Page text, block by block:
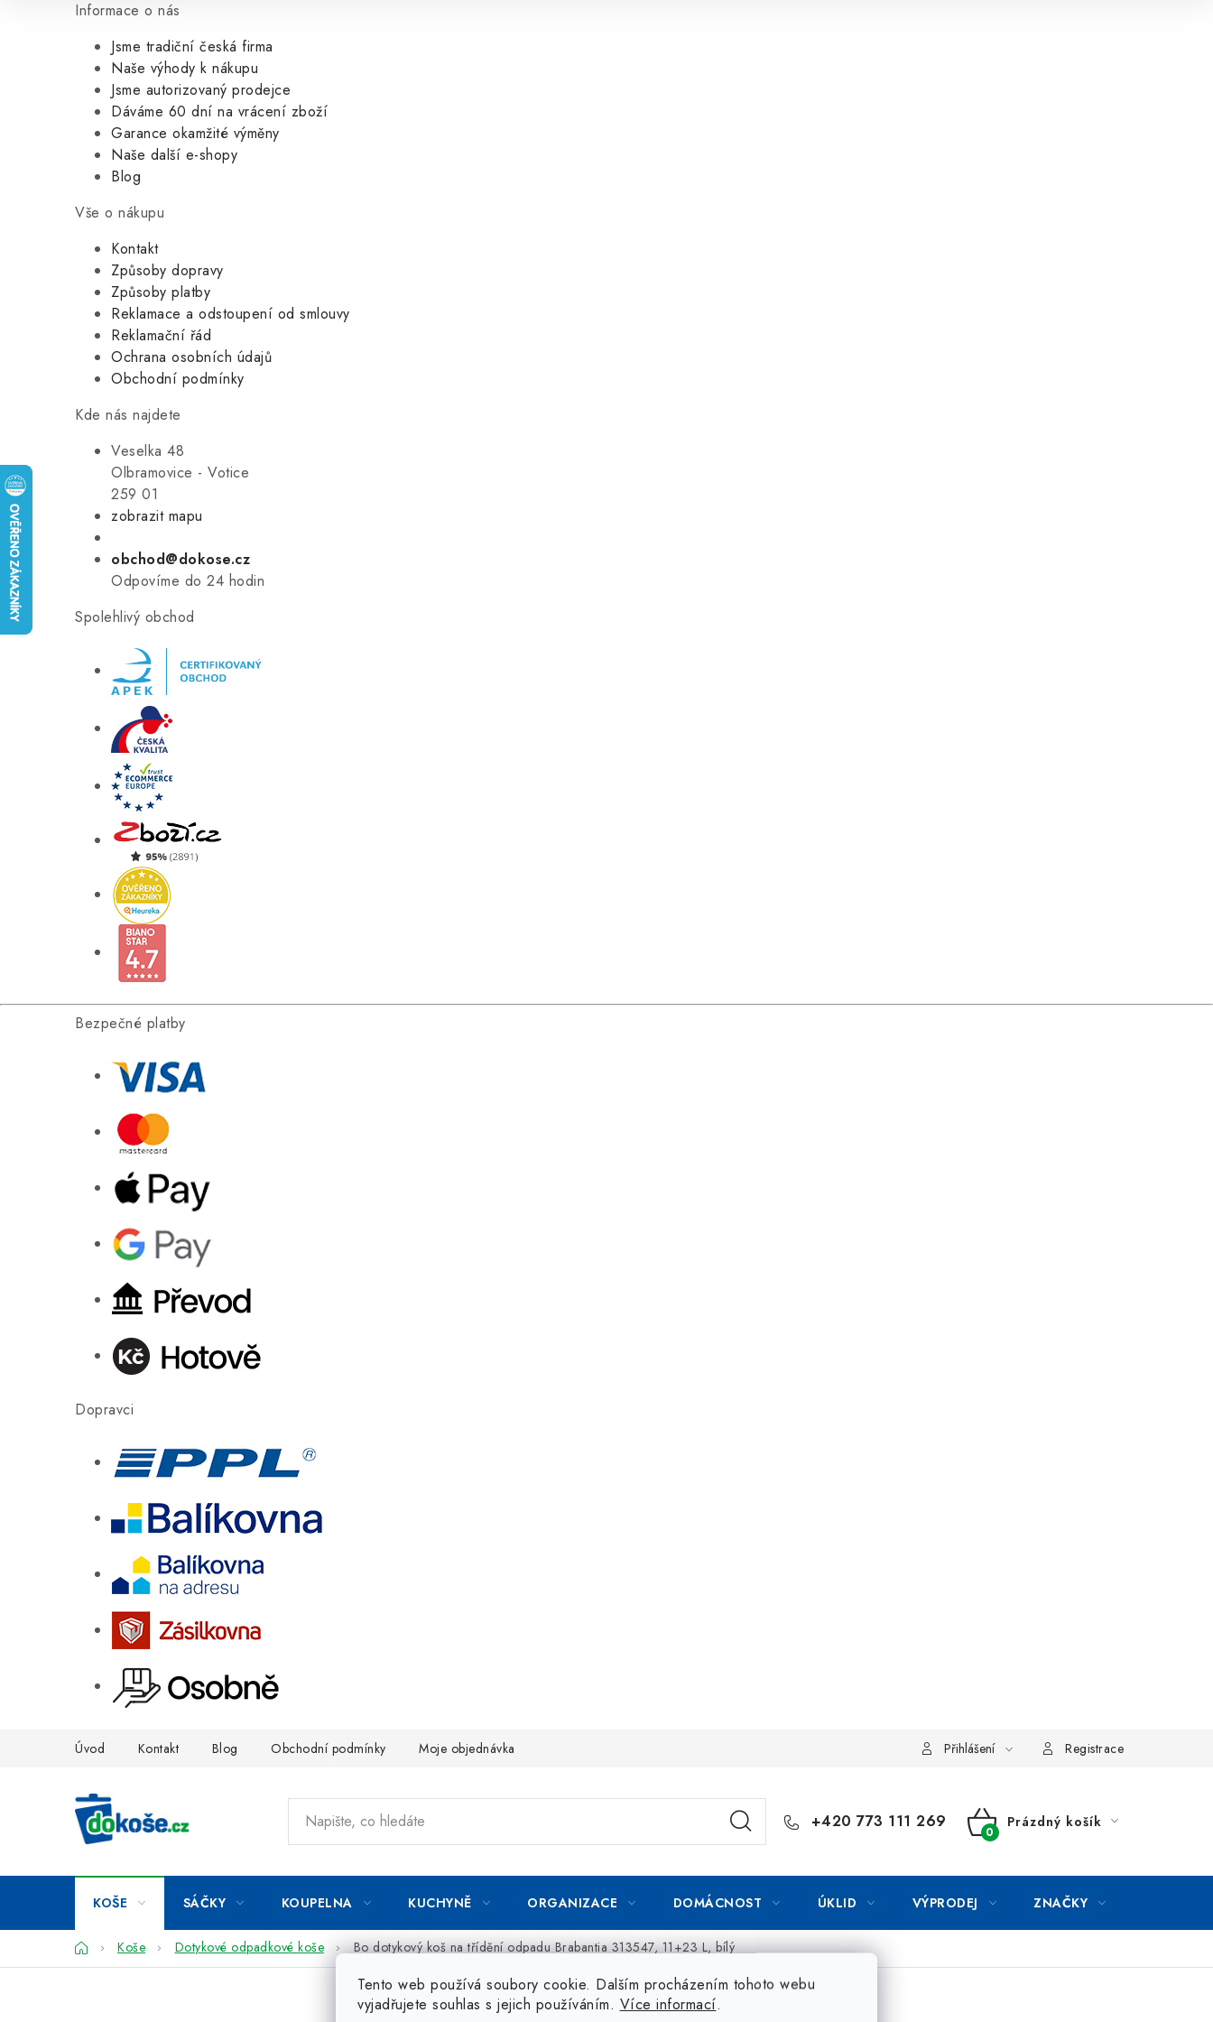
Informace o nás
Jsme tradiční česká firma
Naše výhody k nákupu
Jsme autorizovaný prodejce
Dáváme 60 dní na vrácení zboží
Garance okamžité výměny
Naše další e-shopy
Blog
Vše o nákupu
Kontakt
Způsoby dopravy
Způsoby platby
Reklamace a odstoupení od smlouvy
Reklamační řád
Ochrana osobních údajů
Obchodní podmínky
Kde nás najdete
Veselka 48
Olbramovice - Votice
259 01
zobrazit mapu
obchod@dokose.cz
Odpovíme do 24 hodin
Spolehlivý obchod
Bezpečné platby
Dopravci
Tento web používá soubory cookie. Dalším procházením tohoto webu
vyjadřujete souhlas s jejich používáním. Více informací.
Úvod Kontakt Blog Obchodní podmínky Moje objednávka Přihlášení Registrace
+420 773 111 269
NÁKUPNÍ
Prázdný košík
KOŠE SÁČKY KOUPELNA KUCHYNĚ ORGANIZACE DOMÁCNOST ÚKLID VÝPRODEJ ZNAČKY
DomůKoše Dotykové odpadkové koše Bo dotykový koš na třídění odpadu Brabantia 313547, 11+23 L, bílý